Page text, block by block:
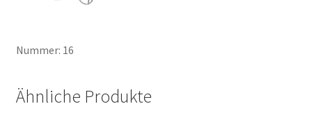
Nummer: 16
Ähnliche Produkte